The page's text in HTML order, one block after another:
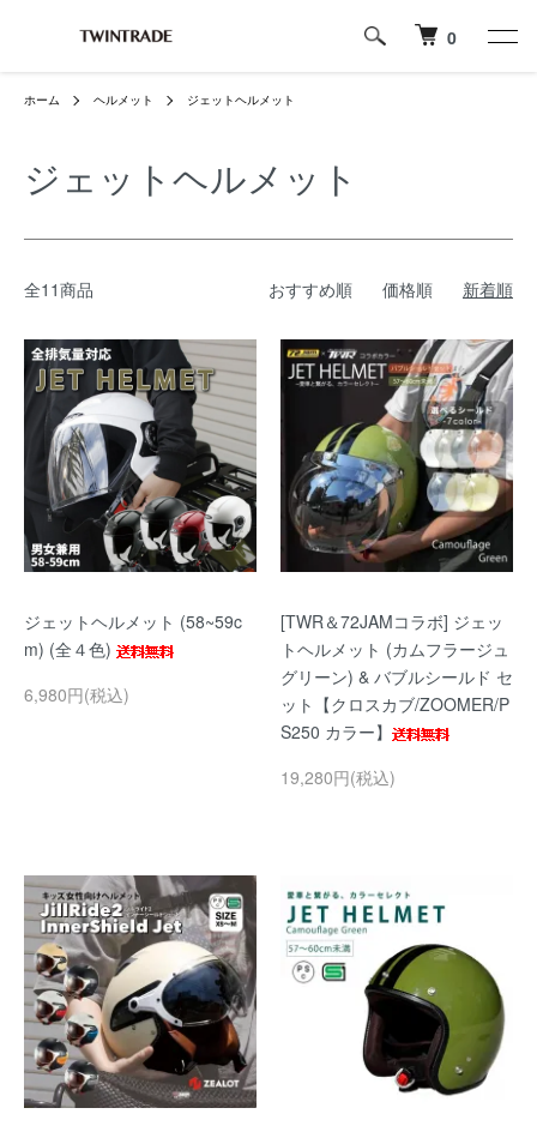
0
ホーム ヘルメット ジェットヘルメット
ジェットヘルメット
全11商品 おすすめ順 価格順 新着順
ジェットヘルメット (58~59c
m) (全４色)
6,980円(税込)
[TWR＆72JAMコラボ] ジェッ
トヘルメット (カムフラージュ
グリーン) & バブルシールド セ
ット【クロスカブ/ZOOMER/P
S250 カラー】
19,280円(税込)